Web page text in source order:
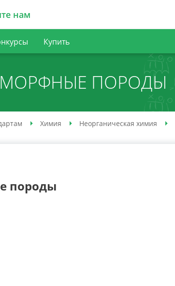
нам
Купить
ПОРОДЫ
Химия Неорганическая химия
породы